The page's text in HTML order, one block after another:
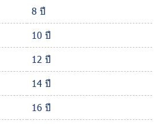
8 ปี
10 ปี
12 ปี
14 ปี
16 ปี